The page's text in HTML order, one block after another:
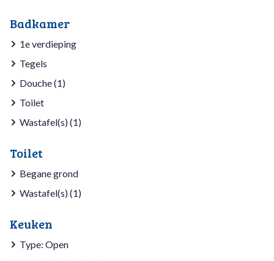
Badkamer
1e verdieping
Tegels
Douche (1)
Toilet
Wastafel(s) (1)
Toilet
Begane grond
Wastafel(s) (1)
Keuken
Type: Open